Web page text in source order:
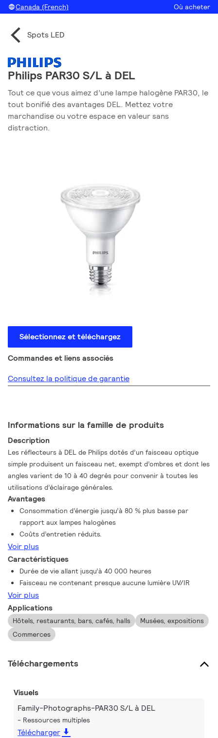
Canada (French) Où acheter
Spots LED
Philips PAR30 S/L à DEL
Tout ce que vous aimez d’une lampe halogène PAR30, le
tout bonifié des avantages DEL. Mettez votre
marchandise ou votre espace en valeur sans
distraction.
Sélectionnez et téléchargez
Commandes et liens associés
Consultez la politique de garantie
Informations sur la famille de produits
Description
Les réflecteurs à DEL de Philips dotés d’un faisceau optique
simple produisent un faisceau net, exempt d’ombres et dont les
angles varient de 10 à 40 degrés pour convenir à toutes les
utilisations d’éclairage générales.
Avantages
Consommation d’énergie jusqu’à 80 % plus basse par
rapport aux lampes halogènes
Coûts d’entretien réduits.
Voir plus
Caractéristiques
Durée de vie allant jusqu’à 40 000 heures
Faisceau ne contenant presque aucune lumière UV/IR
Voir plus
Applications
Hôtels, restaurants, bars, cafés, halls
Musées, expositions
Commerces
Téléchargements
Visuels
Family-Photographs-PAR30 S/L à DEL
Ressources multiples
Télécharger